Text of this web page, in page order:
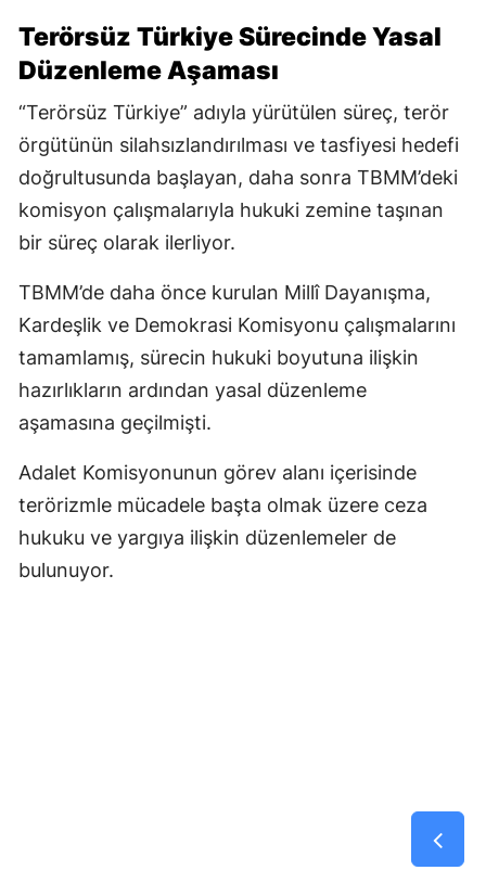
Terörsüz Türkiye Sürecinde Yasal
Düzenleme Aşaması
“Terörsüz Türkiye” adıyla yürütülen süreç, terör
örgütünün silahsızlandırılması ve tasfiyesi hedefi
doğrultusunda başlayan, daha sonra TBMM’deki
komisyon çalışmalarıyla hukuki zemine taşınan
bir süreç olarak ilerliyor.
TBMM’de daha önce kurulan Millî Dayanışma,
Kardeşlik ve Demokrasi Komisyonu çalışmalarını
tamamlamış, sürecin hukuki boyutuna ilişkin
hazırlıkların ardından yasal düzenleme
aşamasına geçilmişti.
Adalet Komisyonunun görev alanı içerisinde
terörizmle mücadele başta olmak üzere ceza
hukuku ve yargıya ilişkin düzenlemeler de
bulunuyor.